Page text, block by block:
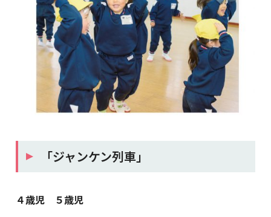
「ジャンケン列車」
４歳児 ５歳児